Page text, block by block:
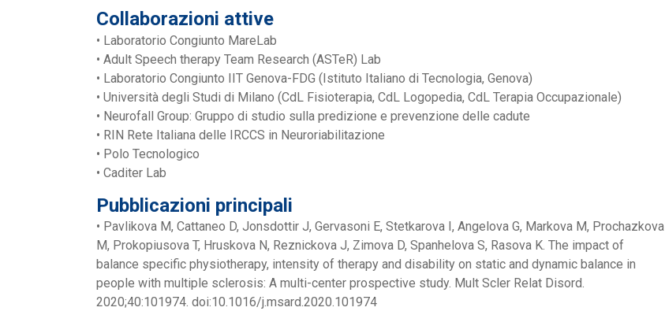
Collaborazioni attive
• Laboratorio Congiunto MareLab
• Adult Speech therapy Team Research (ASTeR) Lab
• Laboratorio Congiunto IIT Genova-FDG (Istituto Italiano di Tecnologia, Genova)
• Università degli Studi di Milano (CdL Fisioterapia, CdL Logopedia, CdL Terapia Occupazionale)
• Neurofall Group: Gruppo di studio sulla predizione e prevenzione delle cadute
• RIN Rete Italiana delle IRCCS in Neuroriabilitazione
• Polo Tecnologico
• Caditer Lab
Pubblicazioni principali
• Pavlikova M, Cattaneo D, Jonsdottir J, Gervasoni E, Stetkarova I, Angelova G, Markova M, Prochazkova
M, Prokopiusova T, Hruskova N, Reznickova J, Zimova D, Spanhelova S, Rasova K. The impact of
balance specific physiotherapy, intensity of therapy and disability on static and dynamic balance in
people with multiple sclerosis: A multi-center prospective study. Mult Scler Relat Disord.
2020;40:101974. doi:10.1016/j.msard.2020.101974